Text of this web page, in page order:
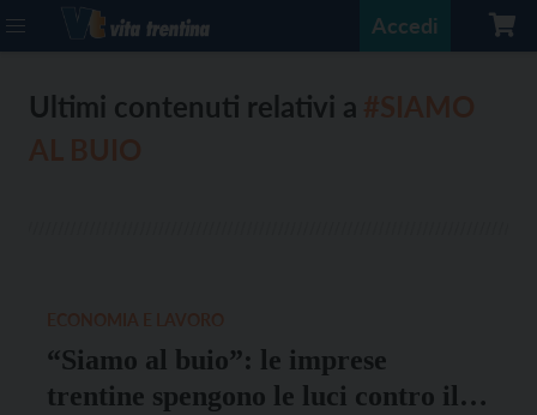
Accedi
Ultimi contenuti relativi a
“Siamo al buio”: le imprese
trentine spengono le luci contro il